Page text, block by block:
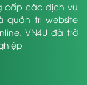
cấp các dịch vụ
quản trị website
VN4U đã trở